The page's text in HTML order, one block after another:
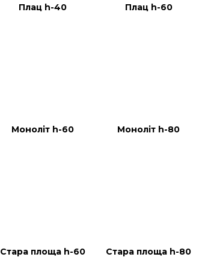
Плац h-40 Плац h-60
Моноліт h-60 Моноліт h-80
Стара площа h-60 Стара площа h-80